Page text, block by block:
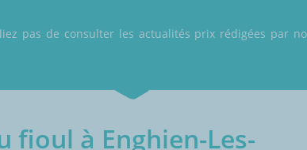
pas de consulter les actualités prix rédigées par
fioul à Enghien-Les-